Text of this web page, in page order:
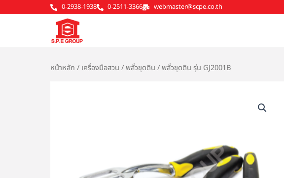
0-2938-1938 0-2511-3366 webmaster@scpe.co.th
หน้าหลัก / เครื่องมือสวน /พลั่วขุดดิน / พลั่วขุดดิน รุ่น GJ2001B